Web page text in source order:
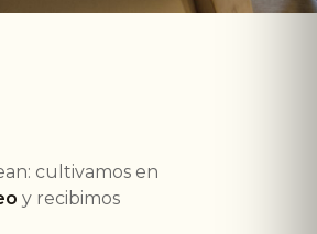
cultivamos en
y recibimos